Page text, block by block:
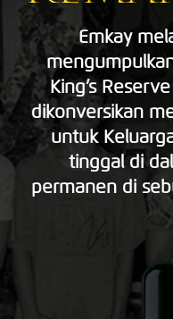
Emkay
King’s
dikonversikan
untuk
tinggal di
permanen di